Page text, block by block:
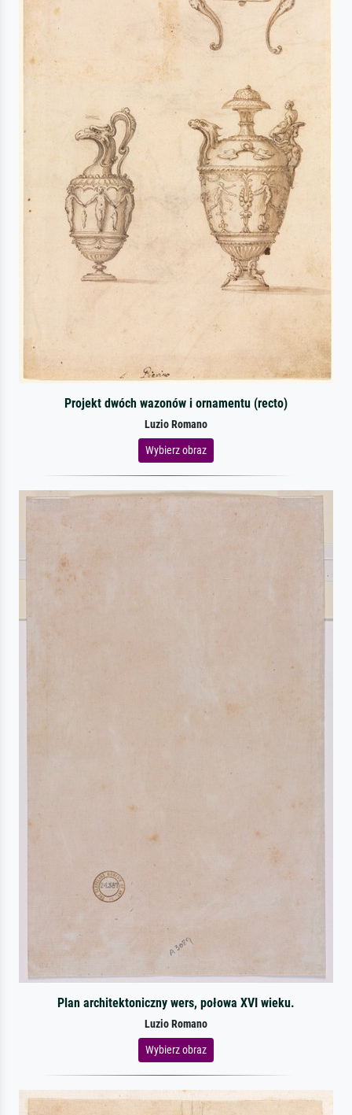
Projekt dwóch wazonów i ornamentu (recto)
Luzio Romano
Wybierz obraz
Plan architektoniczny wers, połowa XVI wieku.
Luzio Romano
Wybierz obraz